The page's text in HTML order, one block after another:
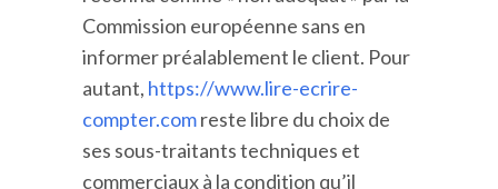
Commission européenne sans en
informer préalablement le client. Pour
autant, https://www.lire-ecrire-
compter.comreste libre du choix de
ses sous-traitants techniques et
commerciaux à la condition qu’il